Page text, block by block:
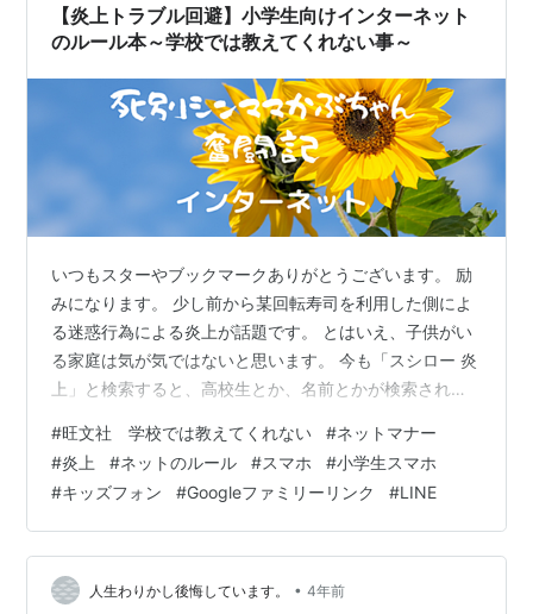
【炎上トラブル回避】小学生向けインターネット
のルール本～学校では教えてくれない事～
いつもスターやブックマークありがとうございます。 励
みになります。 少し前から某回転寿司を利用した側によ
る迷惑行為による炎上が話題です。 とはいえ、子供がい
る家庭は気が気ではないと思います。 今も「スシロー 炎
上」と検索すると、高校生とか、名前とかが検索されて
状態にし、にもかかわらず他の人が使える状態にすると
いう。。。 自分がされたら嫌な事は相手にしてはいけな
いという、割と最初に子供に教えるような話です。 それ
に便乗するような、話も続々出てきてます。 今から１０
年くらい前にバイトテロというものがあった事を、忘れ
てしまったのでしょうか。 お店が…
#旺文社 学校では教えてくれない #ネットマナー
#炎上 #ネットのルール #スマホ #小学生スマホ
#キッズフォン #Googleファミリーリンク #LINE
人生わりかし後悔しています。 • 4年前